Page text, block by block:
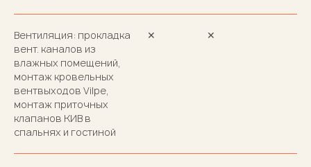
Вентиляция: прокладка
вент. каналов из
влажных помещений,
монтаж кровельных
вентвыходов Vilpe,
монтаж приточных
клапанов КИВ в
спальнях и гостиной
✕ ✕